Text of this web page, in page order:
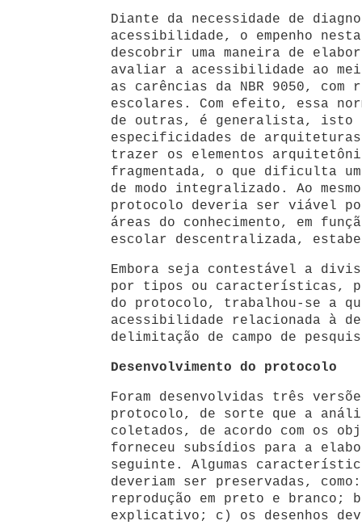
Diante da necessidade de
acessibilidade, o empenho
descobrir uma maneira de
avaliar a acessibilidade ao
as carências da NBR 9050,
escolares. Com efeito, essa
de outras, é generalista, isto
especificidades de
trazer os elementos
fragmentada, o que dificulta
de modo integralizado. Ao
protocolo deveria ser viável
áreas do conhecimento, em
escolar descentralizada,
Embora seja contestável a
por tipos ou características,
do protocolo, trabalhou-se a
acessibilidade relacionada à
delimitação de campo de
Desenvolvimento do protocolo
Foram desenvolvidas três
protocolo, de sorte que a
coletados, de acordo com os
forneceu subsídios para a
seguinte. Algumas
deveriam ser preservadas,
reprodução em preto e branco;
explicativo; c) os desenhos